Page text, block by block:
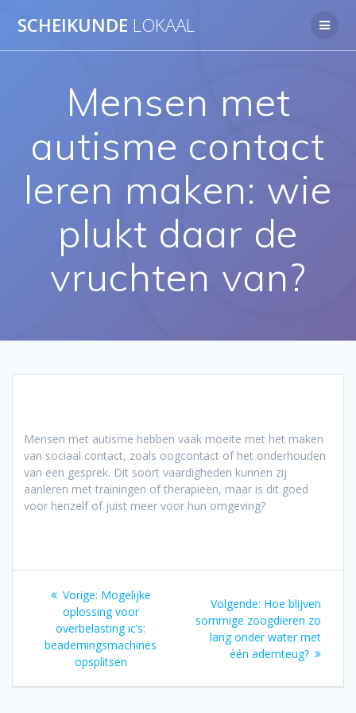
naar
SCHEIKUNDE LOKAAL
Mensen met
autisme contact
leren maken: wie
plukt daar de
vruchten van?
Mensen met autisme hebben vaak moeite met het maken
van sociaal contact, zoals oogcontact of het onderhouden
van een gesprek. Dit soort vaardigheden kunnen zij
aanleren met trainingen of therapieën, maar is dit goed
voor henzelf of juist meer voor hun omgeving?
Bericht
navigatie
Vorige: Vorig
bericht:
Mogelijke
oplossing voor
overbelasting ic’s:
beademingsmachines
opsplitsen
Volgende: Volgend
bericht:
Hoe blijven
sommige zoogdieren zo
lang onder water met
één ademteug?